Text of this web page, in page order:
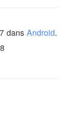
dans Android.